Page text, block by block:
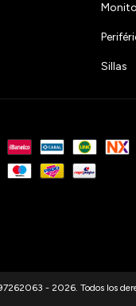
Sillas
- 2026. Todos los